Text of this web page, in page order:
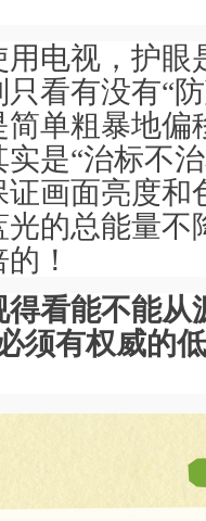
电视，护眼
看有没有“
单粗暴地偏
是“治标不
画面亮度和
的总能量不
！
看能不能从
须有权威的